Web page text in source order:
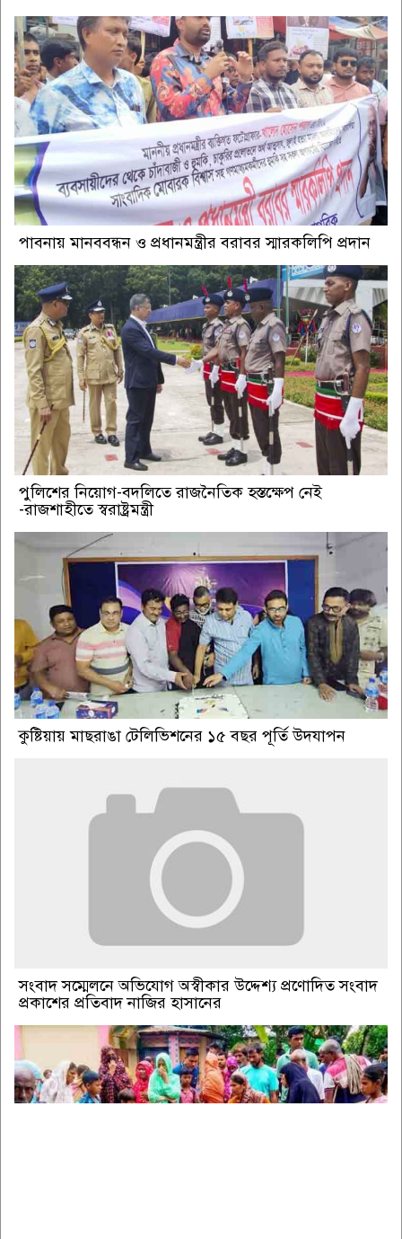
পাবনায় মানববন্ধন ও প্রধানমন্ত্রীর বরাবর স্মারকলিপি প্রদান
পুলিশের নিয়োগ-বদলিতে রাজনৈতিক হস্তক্ষেপ নেই
-রাজশাহীতে স্বরাষ্ট্রমন্ত্রী
কুষ্টিয়ায় মাছরাঙা টেলিভিশনের ১৫ বছর পূর্তি উদযাপন
সংবাদ সম্মেলনে অভিযোগ অস্বীকার উদ্দেশ্য প্রণোদিত সংবাদ
প্রকাশের প্রতিবাদ নাজির হাসানের